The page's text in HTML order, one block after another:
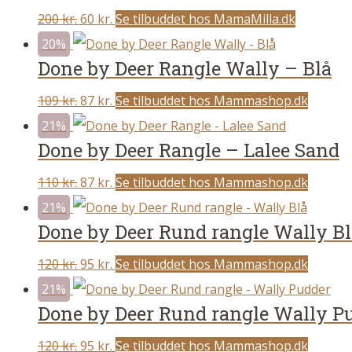
85 kr..
39 kr..
200kr.Original
price
was:
200 kr..
60 kr. Current
price
is:
60 kr..
Se tilbuddet hos MamaMilla.dk
20%
Done by Deer Rangle Wally – Blå
109kr.Original
price
was:
109 kr..
87 kr. Current
price
is:
87 kr..
Se tilbuddet hos Mammashop.dk
21%
Done by Deer Rangle – Lalee Sand
110kr.Original
price
was:
110 kr..
87 kr. Current
price
is:
87 kr..
Se tilbuddet hos Mammashop.dk
21%
Done by Deer Rund rangle Wally
120kr.Original
price
was:
120 kr..
95 kr. Current
price
is:
95 kr..
Se tilbuddet hos Mammashop.dk
21%
Done by Deer Rund rangle Wally
120kr.Original
95 kr. Current
Se tilbuddet hos Mammashop.dk